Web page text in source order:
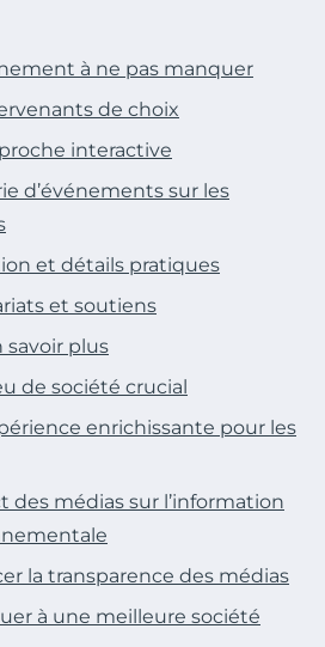
à ne pas manquer
de choix
interactive
d’événements sur les
et détails pratiques
et soutiens
savoir plus
de société crucial
enrichissante pour les
des médias sur l’information
la transparence des médias
à une meilleure société